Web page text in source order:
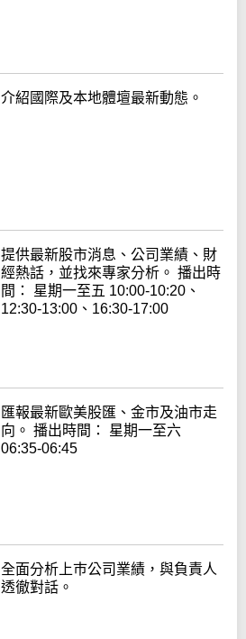
介紹國際及本地體壇最新動態。
提供最新股市消息、公司業績、財
經熱話，並找來專家分析。 播出時
間： 星期一至五 10:00-10:20、
12:30-13:00、16:30-17:00
匯報最新歐美股匯、金市及油市走
向。 播出時間： 星期一至六
06:35-06:45
全面分析上巿公司業績，與負責人
透徹對話。